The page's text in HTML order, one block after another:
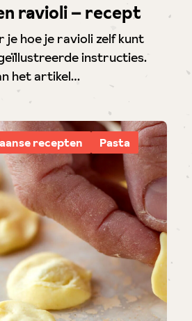
ravioli – recept
je hoe je ravioli zelf kunt
instructies.
het artikel…
recepten
Pasta